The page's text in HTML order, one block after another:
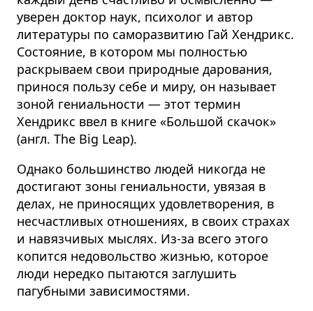
уверен доктор наук, психолог и автор
литературы по саморазвитию Гай Хендрикс.
Состояние, в котором мы полностью
раскрываем свои природные дарования,
принося пользу себе и миру, он называет
зоной гениальности — этот термин
Хендрикс ввел в книге «Большой скачок»
(англ. The Big Leap).
Однако большинство людей никогда не
достигают зоны гениальности, увязая в
делах, не приносящих удовлетворения, в
несчастливых отношениях, в своих страхах
и навязчивых мыслях. Из-за всего этого
копится недовольство жизнью, которое
люди нередко пытаются заглушить
пагубными зависимостями.